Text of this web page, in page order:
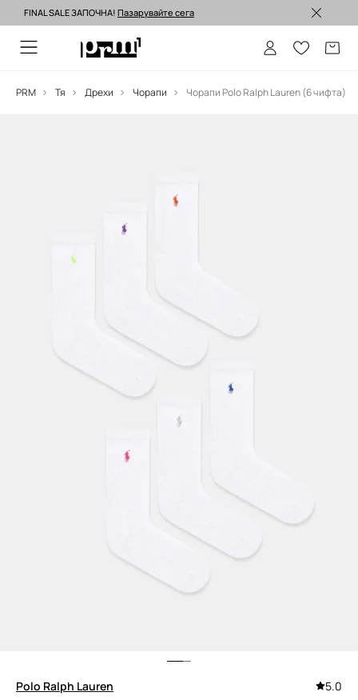
Изпращане до 24 часа >
FINAL SALE ЗАПОЧНА! Пазарувайте сега
PRM Тя Дрехи Чорапи Чорапи Polo Ralph Lauren (6 чифта)
Polo Ralph Lauren 5.0